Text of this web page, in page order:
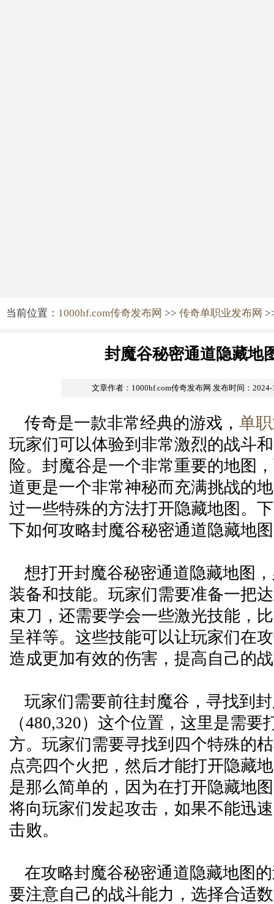
当前位置： 1000hf.com传奇发布网 >> 传奇单职业发布网
封魔谷秘密通道隐藏地
文章作者：1000hf.com传奇发布网 发布时间：
传奇是一款非常经典的游戏， 单
玩家们可以体验到非常激烈的战斗
险。封魔谷是一个非常重要的地图
道更是一个非常神秘而充满挑战的
过一些特殊的方法打开隐藏地图。
下如何攻略封魔谷秘密通道隐藏地
想打开封魔谷秘密通道隐藏地图
装备和技能。玩家们需要准备一把
束刀，还需要学会一些激光技能，
呈祥等。这些技能可以让玩家们在
造成更加有效的伤害，提高自己的
玩家们需要前往封魔谷，寻找到
（480,320）这个位置，这里是需要
方。玩家们需要寻找到四个特殊的
点亮四个火把，然后才能打开隐藏
是那么简单的，因为在打开隐藏地
将向玩家们发起攻击，如果不能迅
击败。
在攻略封魔谷秘密通道隐藏地图
要注意自己的战斗能力，选择合适